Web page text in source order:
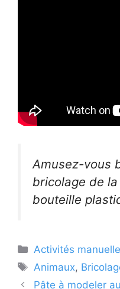
Amusez-vous
bricolage de
bouteille
Catégories
Activités
Étiquettes
Animaux,
Pâte à modeler